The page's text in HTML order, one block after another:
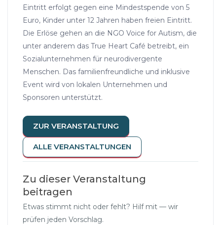
Eintritt erfolgt gegen eine Mindestspende von 5
Euro, Kinder unter 12 Jahren haben freien Eintritt.
Die Erlöse gehen an die NGO Voice for Autism, die
unter anderem das True Heart Café betreibt, ein
Sozialunternehmen für neurodivergente
Menschen. Das familienfreundliche und inklusive
Event wird von lokalen Unternehmen und
Sponsoren unterstützt.
ZUR VERANSTALTUNG
ALLE VERANSTALTUNGEN
Zu dieser Veranstaltung
beitragen
Etwas stimmt nicht oder fehlt? Hilf mit — wir
prüfen jeden Vorschlag.